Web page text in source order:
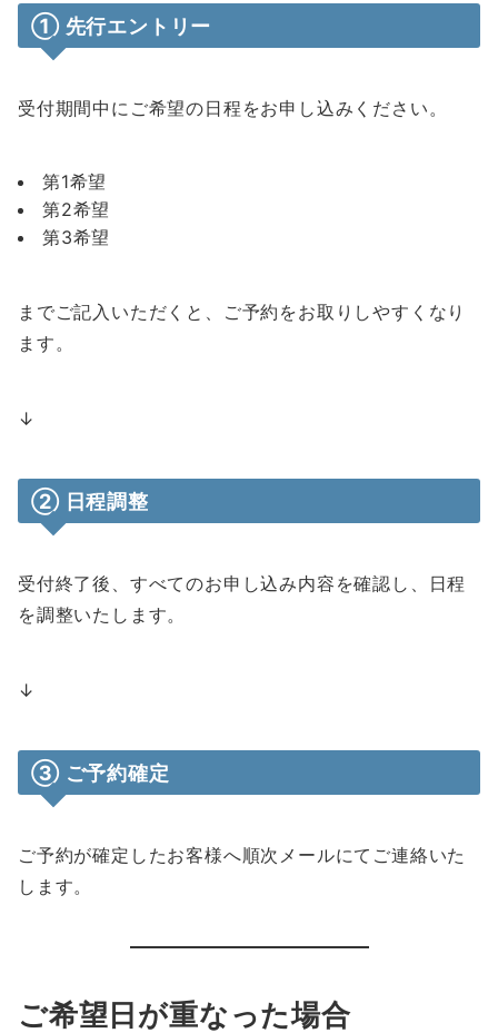
① 先行エントリー
受付期間中にご希望の日程をお申し込みください。
第1希望
第2希望
第3希望
までご記入いただくと、ご予約をお取りしやすくなり
ます。
↓
② 日程調整
受付終了後、すべてのお申し込み内容を確認し、日程
を調整いたします。
↓
③ ご予約確定
ご予約が確定したお客様へ順次メールにてご連絡いた
します。
ご希望日が重なった場合